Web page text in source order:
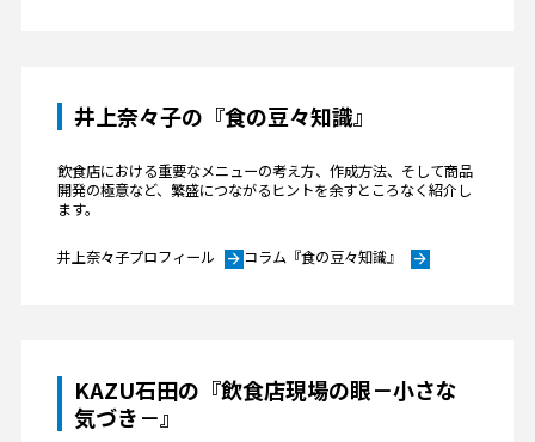
井上奈々子の『食の豆々知識』
飲食店における重要なメニューの考え方、作成方法、そして商品
開発の極意など、繁盛につながるヒントを余すところなく紹介し
ます。
井上奈々子プロフィール arrow_forwardコラム『食の豆々知識』 arrow_forward
KAZU石田の『飲食店現場の眼－小さな
気づき－』